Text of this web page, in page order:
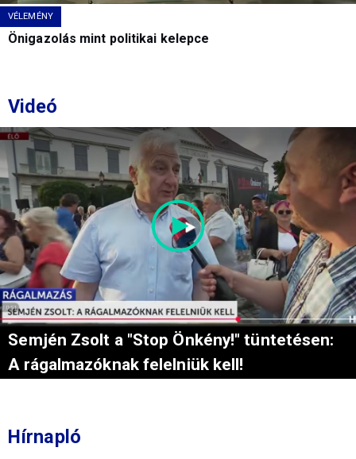
VÉLEMÉNY
Önigazolás mint politikai kelepce
Videó
Semjén Zsolt a "Stop Önkény!" tüntetésen:
A rágalmazóknak felelniük kell!
Hírnapló